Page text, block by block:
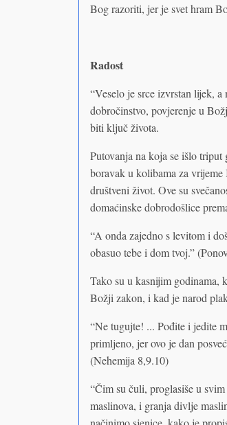
Bog razoriti, jer je svet hram
Radost
“Veselo je srce izvrstan lijek,
dobročinstvo, povjerenje u
biti ključ života.
Putovanja na koja se išlo
boravak u kolibama za
društveni život. Ove su
domaćinske dobrodošlice
“A onda zajedno s levitom i
obasuo tebe i dom tvoj.”
Tako su u kasnijim godinama,
Božji zakon, i kad je narod
“Ne tugujte! ... Pođite i jedite
primljeno, jer ovo je dan
(Nehemija 8,9.10)
“Čim su čuli, proglasiše u
maslinova, i granja divlje